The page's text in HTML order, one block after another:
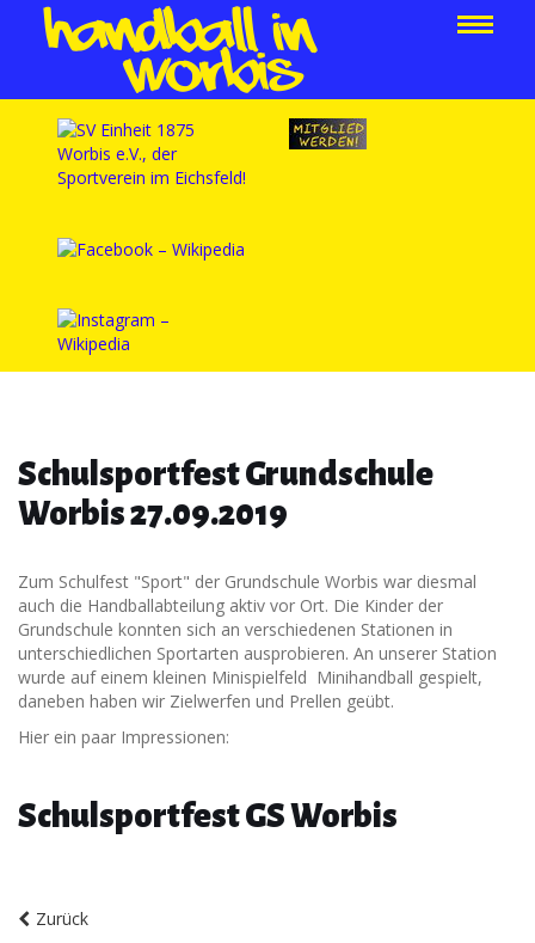
Schulsportfest Grundschule
Worbis 27.09.2019
Zum Schulfest "Sport" der Grundschule Worbis war diesmal
auch die Handballabteilung aktiv vor Ort. Die Kinder der
Grundschule konnten sich an verschiedenen Stationen in
unterschiedlichen Sportarten ausprobieren. An unserer Station
wurde auf einem kleinen Minispielfeld Minihandball gespielt,
daneben haben wir Zielwerfen und Prellen geübt.
Hier ein paar Impressionen:
Schulsportfest GS Worbis
Zurück